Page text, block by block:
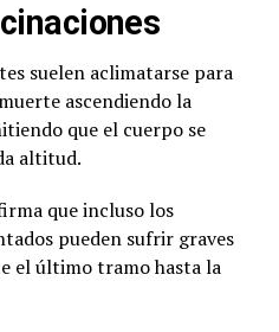
suelen aclimatarse para
ascendiendo la
que el cuerpo se
altitud.
que incluso los
pueden sufrir graves
el último tramo hasta la